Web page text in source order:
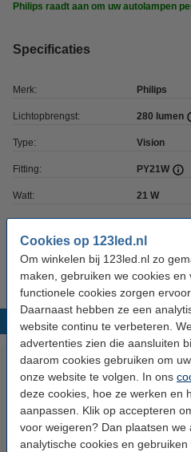
Cookies op 123led.nl
Om winkelen bij 123led.nl zo
maken, gebruiken we cookies
functionele cookies zorgen
Daarnaast hebben ze een
website continu te verbeteren.
advertenties zien die aansluiten
daarom cookies gebruiken om
onze website te volgen. In ons
deze cookies, hoe ze werken en
aanpassen. Klik op accepteren
voor weigeren? Dan plaatsen we
analytische cookies en
Philips raadt aan om uw autolampen
Specificaties
Merk: Philips
Lichtopbrengst: 280 lumen
Type: Vision
Fitting: PY21W
Watt: 21 W
Branduren: 500 uur
Oud voor nieuw: uw oude
Populaire